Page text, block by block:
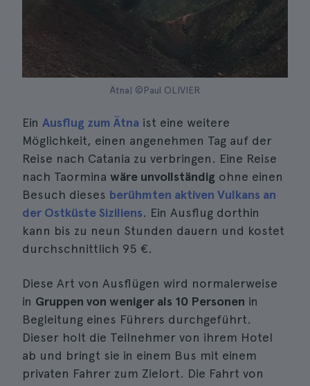
Ätna| ©Paul OLIVIER
Ein Ausflug zum Ätna ist eine weitere
Möglichkeit, einen angenehmen Tag auf der
Reise nach Catania zu verbringen. Eine Reise
nach Taormina wäre unvollständig ohne einen
Besuch dieses berühmten aktiven Vulkans an
der Ostküste Siziliens. Ein Ausflug dorthin
kann bis zu neun Stunden dauern und kostet
durchschnittlich 95 €.
Diese Art von Ausflügen wird normalerweise
in Gruppen von weniger als 10 Personen in
Begleitung eines Führers durchgeführt.
Dieser holt die Teilnehmer von ihrem Hotel
ab und bringt sie in einem Bus mit einem
privaten Fahrer zum Zielort. Die Fahrt von